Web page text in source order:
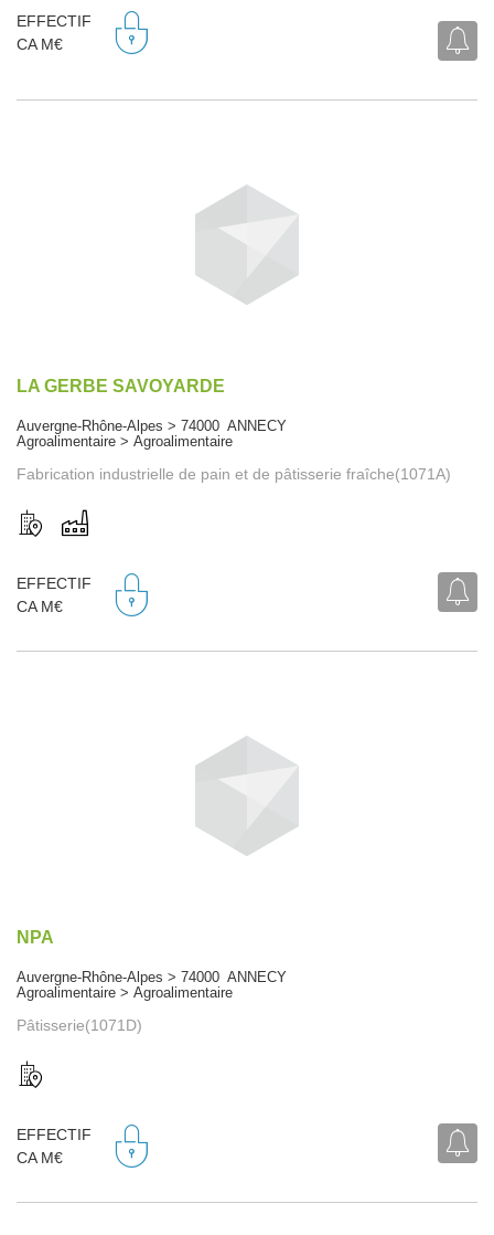
EFFECTIF
CA M€
LA GERBE SAVOYARDE
Auvergne-Rhône-Alpes > 74000 ANNECY
Agroalimentaire > Agroalimentaire
Fabrication industrielle de pain et de pâtisserie fraîche(1071A)
EFFECTIF
CA M€
NPA
Auvergne-Rhône-Alpes > 74000 ANNECY
Agroalimentaire > Agroalimentaire
Pâtisserie(1071D)
EFFECTIF
CA M€